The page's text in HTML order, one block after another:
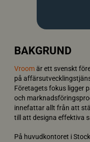
BAKGRUND
Vroomär ett svenskt
på
Företagets fokus ligger
och
innefattar allt från att
till att designa effektiva
På huvudkontoret i